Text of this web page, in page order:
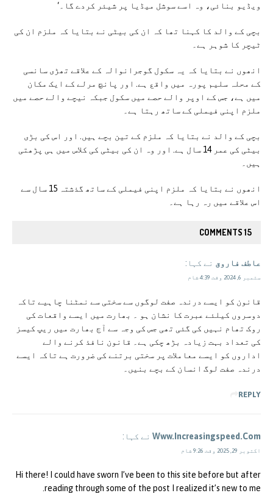
ویڈیو بنائی، وہ اسے سوشل میڈیا پر شیئر کردے گا۔‘
بچی کے والد کا کہنا تھا کہ ان کی بیٹی نے بتایا کہ ملزم ان کی
ٹیچر کا شوہر ہے۔
انھوں نے بتایا کہ یہ سکول گوجرانوالہ کے علاقے تھڑی سانسی
کے محلہ سلیم پورہ میں واقع ہے. اور پانچ مرلے کے ایک مکان
میں ہے، جس کے اوپر والے حصے میں سکول جبکہ نیچے والے حصے میں
ملزم اپنی فیملی کے ساتھ رہتا ہے۔
بچی کے والد نے بتایا کہ ملزم کے تین بچے ہیں. اور اس کی بڑی
بیٹی کی عمر 14 سال ہے. اور وہ ان کی بیٹی کی کلاس میں ہی پڑھتی
ہیں۔
انھوں نے بتایا کہ ملزم اپنی فیملی کے ساتھ گذشتہ 15 سال سے
اس علاقے میں رہ رہا ہے۔
15 COMMENTS
عاطف فاروق نے کہا:
ستمبر 6, 2024 وقت 4:39 شام
قانون کو ایسے درندہ صفت لوگوں سے سختی سے نمٹنا چاہیے تاکہ
دوسروں کیلئے عبرت کا نشان ہو ۔ بھارت میں ایسے واقعات کی
روک تھام نہیں کی گئی تھی جس کی وجہ سے آج بھارت میں ریپ کیسز
کی تعداد بہت زیادہ بڑھ چکی ہے۔ قانون نافذ کرنے والے
اداروں کو ایسے معاملات پر سختی برتنے کی ضرورت ہے تاکہ ایسے
درندہ صفت لوگ انسان کے بچے بنیں۔
REPLY
Www.Increasingspeed.Com نے کہا:
اکتوبر 29, 2025 وقت 9:26 شام
Hi there! I could have sworn I’ve been to this site before but after
reading through some of the post I realized it’s new to me.